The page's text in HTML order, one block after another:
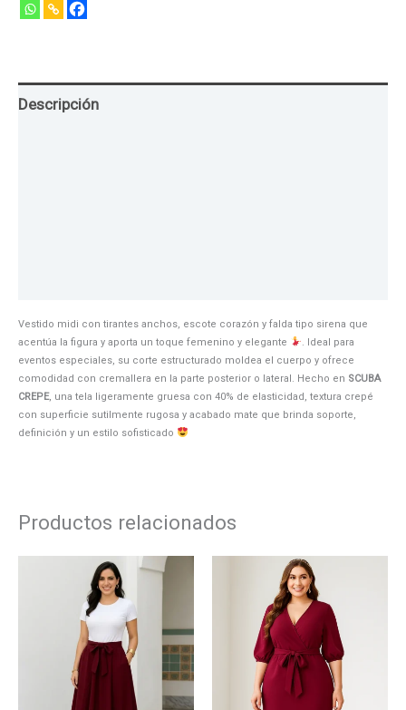
Descripción
Vestido midi con tirantes anchos, escote corazón y falda tipo sirena que
acentúa la figura y aporta un toque femenino y elegante
. Ideal para
eventos especiales, su corte estructurado moldea el cuerpo y ofrece
comodidad con cremallera en la parte posterior o lateral. Hecho en SCUBA
CREPE, una tela ligeramente gruesa con 40% de elasticidad, textura crepé
con superficie sutilmente rugosa y acabado mate que brinda soporte,
definición y un estilo sofisticado
Productos relacionados